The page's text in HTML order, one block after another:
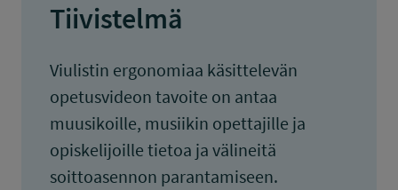
Tiivistelmä
Viulistin ergonomiaa käsittelevän
opetusvideon tavoite on antaa
muusikoille, musiikin opettajille ja
opiskelijoille tietoa ja välineitä
soittoasennon parantamiseen.